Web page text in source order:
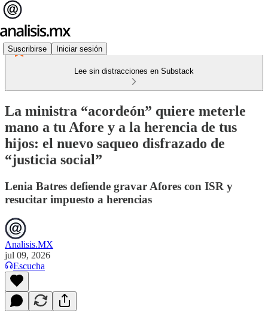
Suscribirse Iniciar sesión
Lee sin distracciones en Substack
La ministra “acordeón” quiere meterle
mano a tu Afore y a la herencia de tus
hijos: el nuevo saqueo disfrazado de
“justicia social”
Lenia Batres defiende gravar Afores con ISR y
resucitar impuesto a herencias
Analisis.MX
jul 09, 2026
Escucha